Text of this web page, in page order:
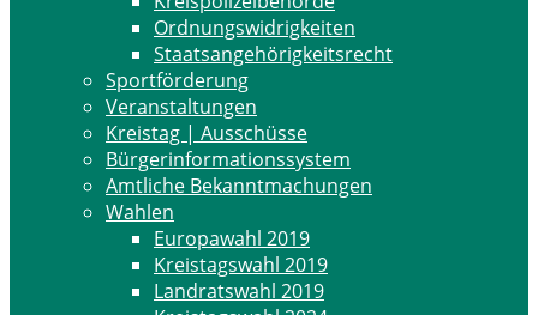
Ordnungswidrigkeiten
Staatsangehörigkeitsrecht
Sportförderung
Veranstaltungen
Kreistag | Ausschüsse
Bürgerinformationssystem
Amtliche Bekanntmachungen
Wahlen
Europawahl 2019
Kreistagswahl 2019
Landratswahl 2019